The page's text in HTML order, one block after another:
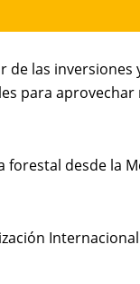
las
para
desde la